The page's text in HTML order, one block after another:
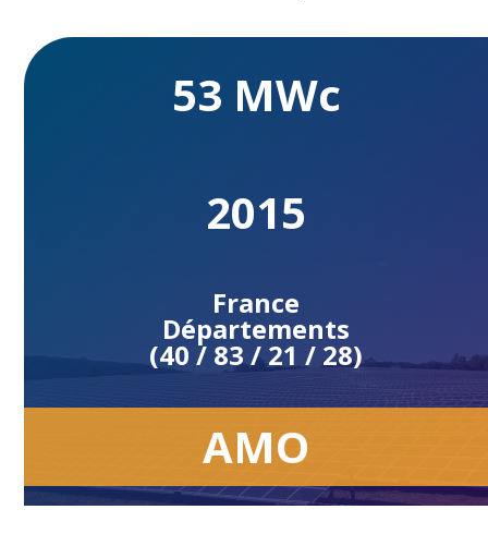
53 MWc
2015
France
Départements
(40 / 83 / 21 / 28)
AMO